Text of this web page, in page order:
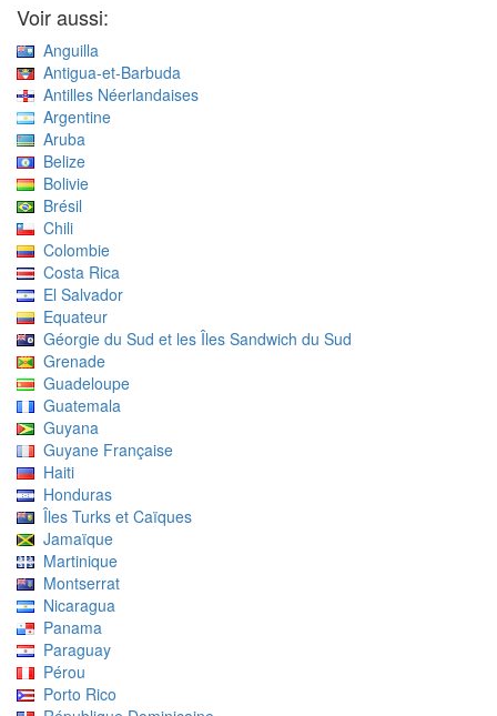
Voir aussi:
Anguilla
Antigua-et-Barbuda
Antilles Néerlandaises
Argentine
Aruba
Belize
Bolivie
Brésil
Chili
Colombie
Costa Rica
El Salvador
Equateur
Géorgie du Sud et les Îles Sandwich du Sud
Grenade
Guadeloupe
Guatemala
Guyana
Guyane Française
Haiti
Honduras
Îles Turks et Caïques
Jamaïque
Martinique
Montserrat
Nicaragua
Panama
Paraguay
Pérou
Porto Rico